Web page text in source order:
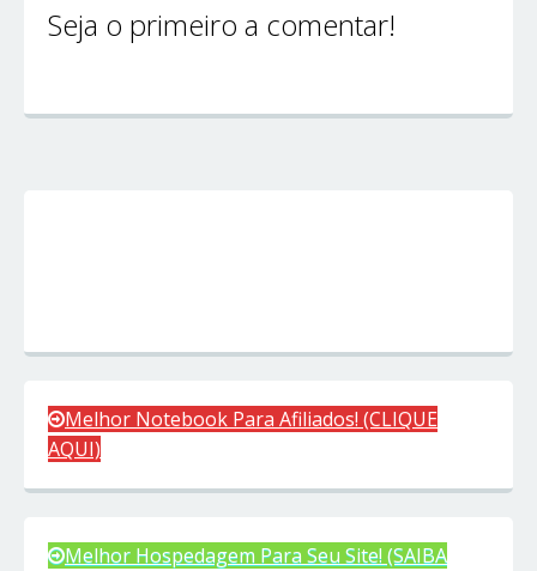
Seja o primeiro a comentar!
Melhor Notebook Para Afiliados! (CLIQUE
AQUI)
Melhor Hospedagem Para Seu Site! (SAIBA